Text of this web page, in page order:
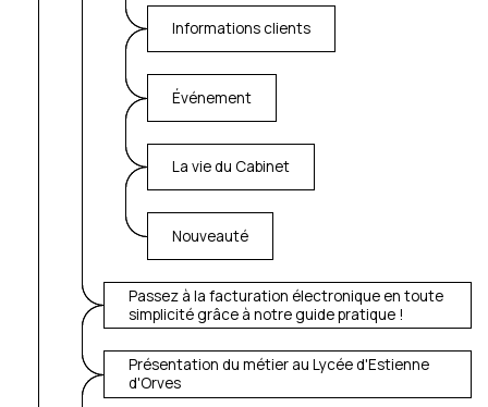
Informations clients
Événement
La vie du Cabinet
Nouveauté
Passez à la facturation électronique en toute
simplicité grâce à notre guide pratique !
Présentation du métier au Lycée d'Estienne
d'Orves